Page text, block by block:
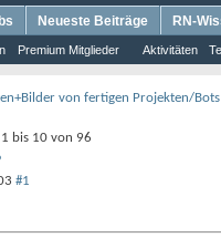
Premium Mitglieder Aktivitäten
Neueste Beiträge RN-
von fertigen Projekten/Bots
1 bis 10 von 96
#1